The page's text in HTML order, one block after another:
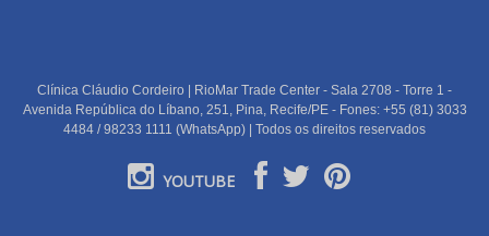
Clínica Cláudio Cordeiro | RioMar Trade Center - Sala 2708 - Torre 1 -
Avenida República do Líbano, 251, Pina, Recife/PE - Fones: +55 (81) 3033
4484 / 98233 1111 (WhatsApp) | Todos os direitos reservados
YOUTUBE